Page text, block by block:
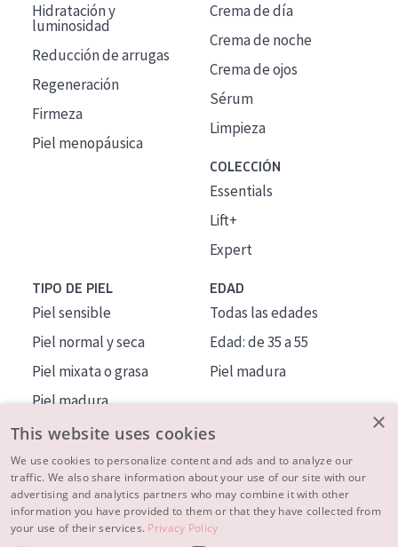
Hidratación y
luminosidad
Reducción de arrugas
Regeneración
Firmeza
Piel menopáusica
Crema de día
Crema de noche
Crema de ojos
Sérum
Limpieza
COLECCIÓN
Essentials
Lift+
Expert
TIPO DE PIEL
Piel sensible
Piel normal y seca
Piel mixata o grasa
Piel madura
Piel expuesta al sol
Piel menopáusica
EDAD
Todas las edades
Edad: de 35 a 55
Piel madura
MÁS SOBRE NOSOTROS
INSPIRACIÓN
×
This website uses cookies
We use cookies to personalize content and ads and to analyze our
traffic. We also share information about your use of our site with our
advertising and analytics partners who may combine it with other
information you have provided to them or that they have collected from
your use of their services. Privacy Policy